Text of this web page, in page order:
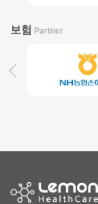
보험 Partner